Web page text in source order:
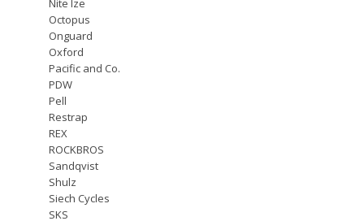
Nite Ize
Octopus
Onguard
Oxford
Pacific and Co.
PDW
Pell
Restrap
REX
ROCKBROS
Sandqvist
Shulz
Siech Cycles
SKS